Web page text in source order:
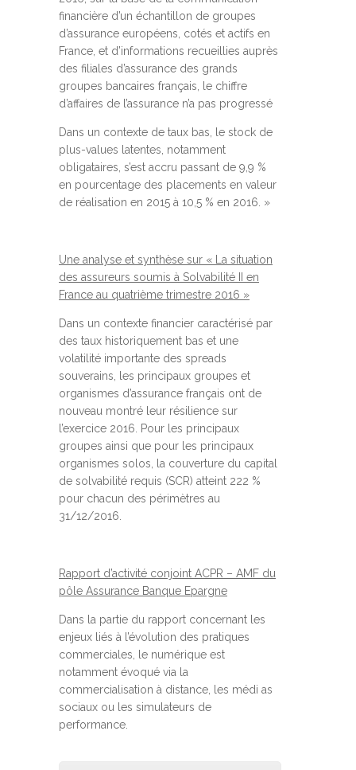
financière d’un échantillon de groupes
d’assurance européens, cotés et actifs en
France, et d’informations recueillies auprès
des filiales d’assurance des grands
groupes bancaires français, le chiffre
d’affaires de l’assurance n’a pas progressé
Dans un contexte de taux bas, le stock de
plus-values latentes, notamment
obligataires, s’est accru passant de 9,9 %
en pourcentage des placements en valeur
de réalisation en 2015 à 10,5 % en 2016. »
Une analyse et synthèse sur « La situation
des assureurs soumis à Solvabilité II en
France au quatrième trimestre 2016 »
Dans un contexte financier caractérisé par
des taux historiquement bas et une
volatilité importante des spreads
souverains, les principaux groupes et
organismes d’assurance français ont de
nouveau montré leur résilience sur
l’exercice 2016. Pour les principaux
groupes ainsi que pour les principaux
organismes solos, la couverture du capital
de solvabilité requis (SCR) atteint 222 %
pour chacun des périmètres au
31/12/2016.
Rapport d’activité conjoint ACPR – AMF du
pôle Assurance Banque Epargne
Dans la partie du rapport concernant les
enjeux liés à l’évolution des pratiques
commerciales, le numérique est
notamment évoqué via la
commercialisation à distance, les médi as
sociaux ou les simulateurs de
performance.